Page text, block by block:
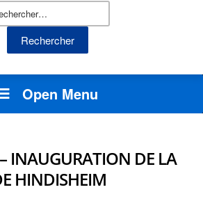
Rechercher :
Open Menu
INAUGURATION DE LA
HINDISHEIM